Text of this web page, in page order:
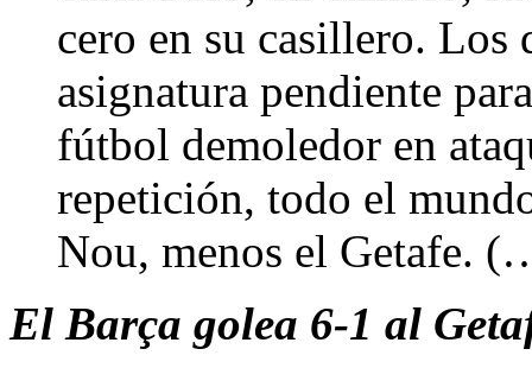
cero en su casillero. Los
asignatura pendiente
fútbol demoledor en
repetición, todo el
Nou, menos el Getafe.
El Barça golea 6-1 al